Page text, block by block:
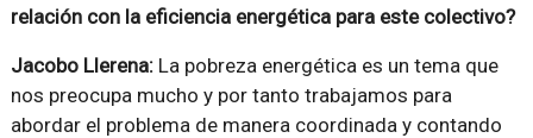
relación con la eficiencia energética para este colectivo?
Jacobo Llerena:La pobreza energética es un tema que
nos preocupa mucho y por tanto trabajamos para
abordar el problema de manera coordinada y contando